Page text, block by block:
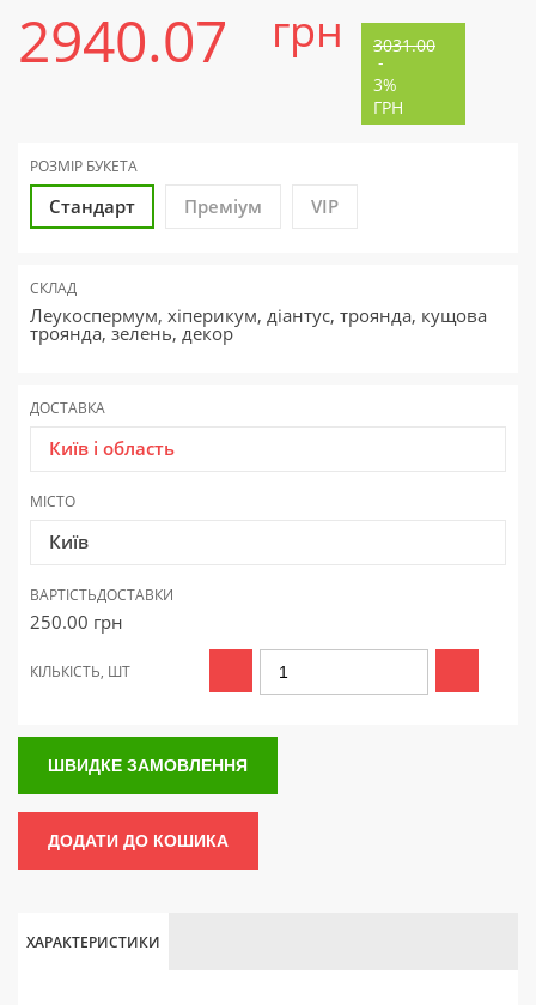
2940.07 грн 3031.00
-
3%
ГРН
РОЗМІР БУКЕТА
Стандарт Преміум VIP
СКЛАД
Леукоспермум, хіперикум, діантус, троянда, кущова
троянда, зелень, декор
ДОСТАВКА
Київ і область
МІСТО
Київ
ВАРТІСТЬДОСТАВКИ
250.00 грн
КІЛЬКІСТЬ, ШТ
ШВИДКЕ ЗАМОВЛЕННЯ
ДОДАТИ ДО КОШИКА
ХАРАКТЕРИСТИКИ